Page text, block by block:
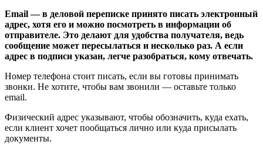
Email — в деловой переписке принято писать электронный
адрес, хотя его и можно посмотреть в информации об
отправителе. Это делают для удобства получателя, ведь
сообщение может пересылаться и несколько раз. А если
адрес в подписи указан, легче разобраться, кому отвечать.
Номер телефона стоит писать, если вы готовы принимать
звонки. Не хотите, чтобы вам звонили — оставьте только
email.
Физический адрес указывают, чтобы обозначить, куда ехать,
если клиент хочет пообщаться лично или куда присылать
документы.